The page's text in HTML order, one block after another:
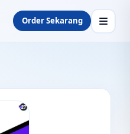
Order Sekarang